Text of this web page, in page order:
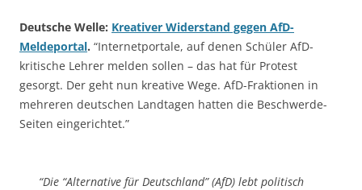
Deutsche Welle: Kreativer Widerstand gegen AfD-
Meldeportal. “Internetportale, auf denen Schüler AfD-
kritische Lehrer melden sollen – das hat für Protest
gesorgt. Der geht nun kreative Wege. AfD-Fraktionen in
mehreren deutschen Landtagen hatten die Beschwerde-
Seiten eingerichtet.”
“Die “Alternative für Deutschland” (AfD) lebt politisch